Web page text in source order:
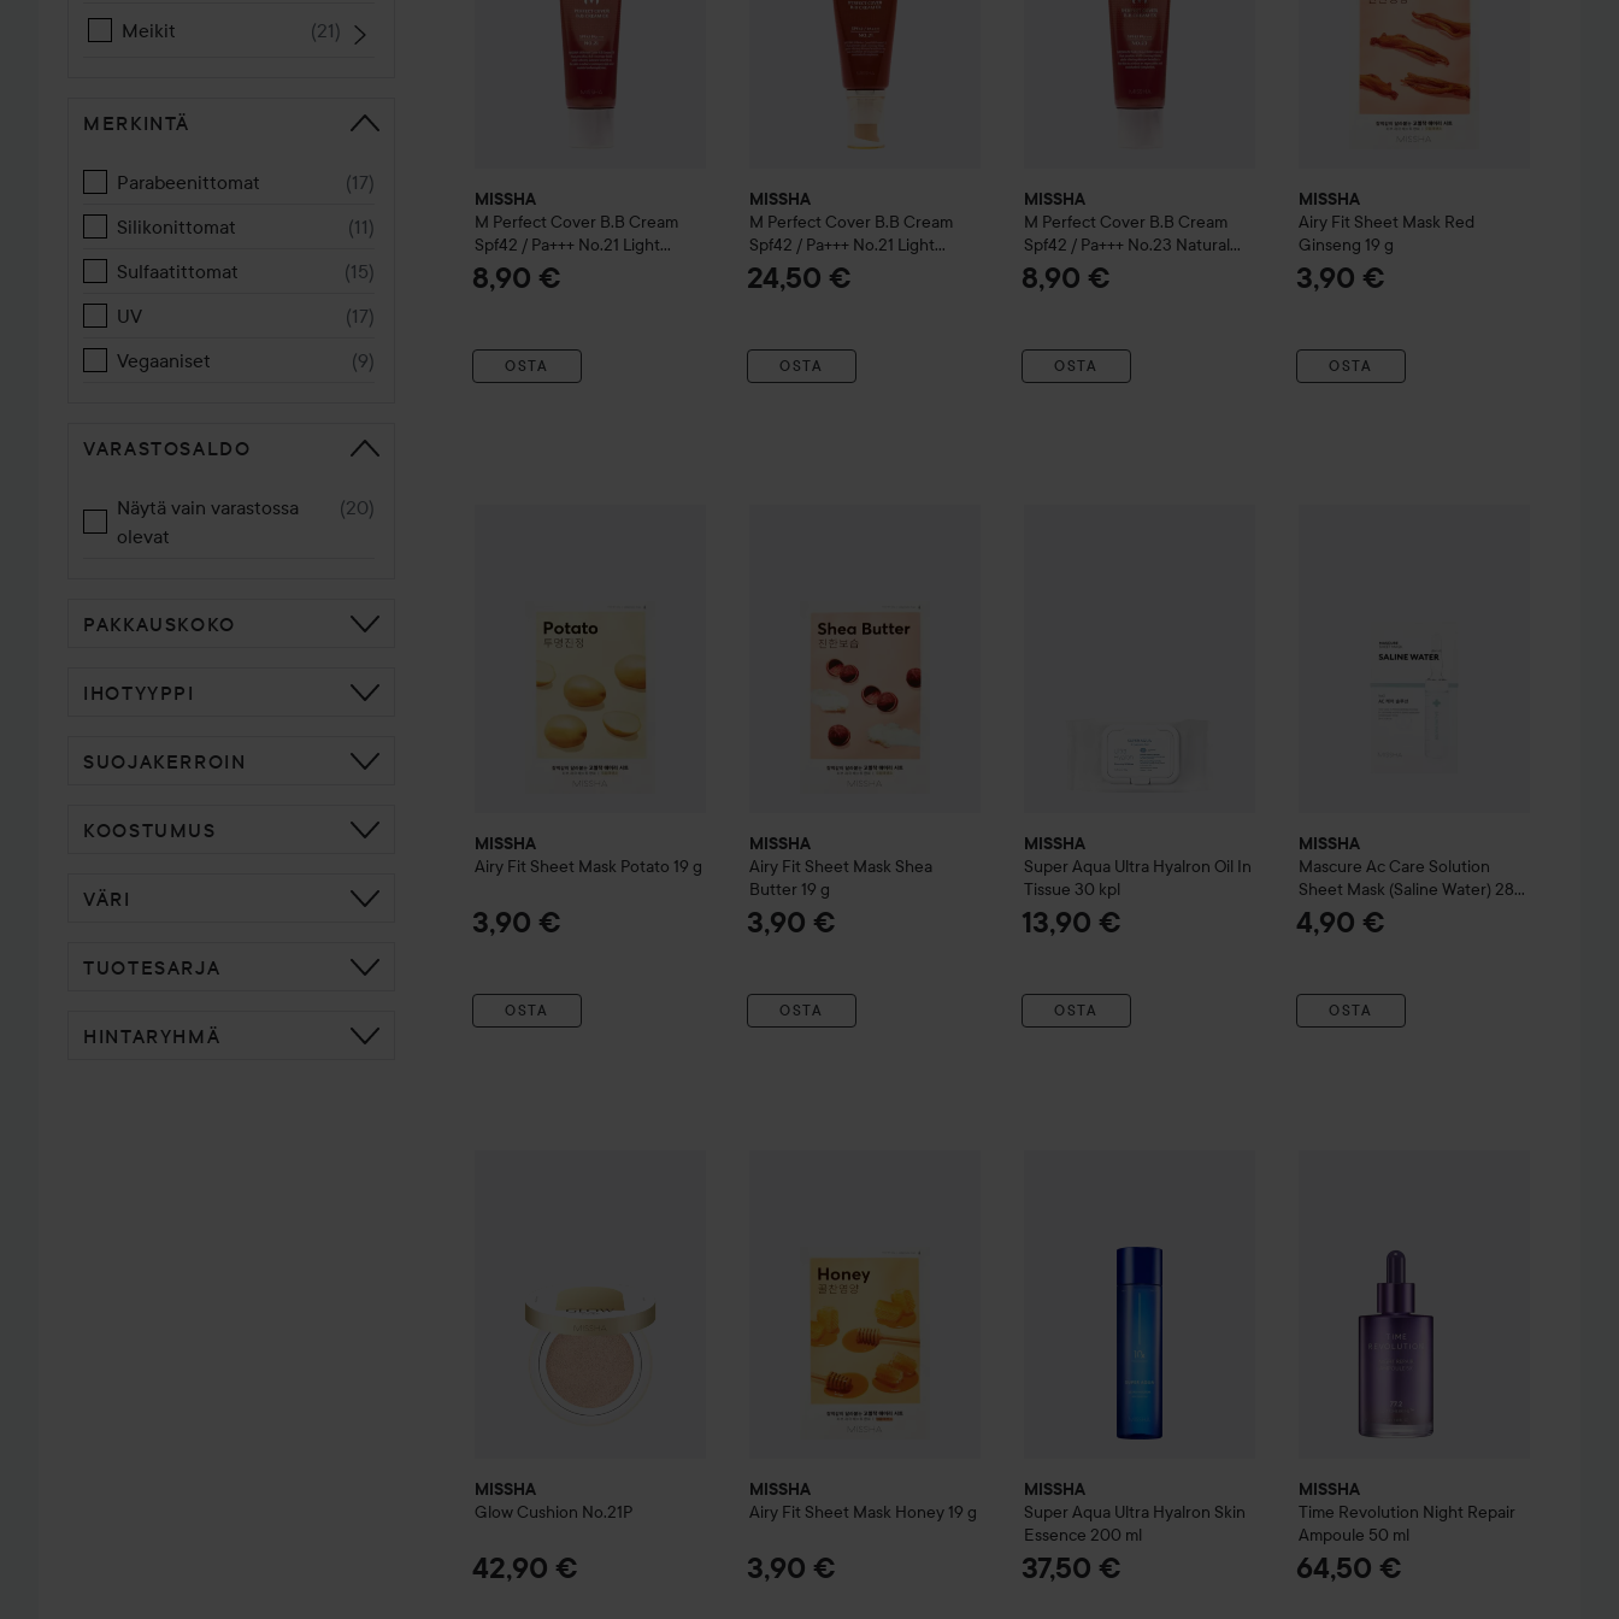
Meikit (21)
MERKINTÄ
Parabeenittomat (17)
Silikonittomat
(11)
Sulfaatittomat
(15)
UV
(17)
Vegaaniset
(9)
VARASTOSALDO
Näytä vain varastossa
olevat
(20)
PAKKAUSKOKO
IHOTYYPPI
SUOJAKERROIN
KOOSTUMUS
VÄRI
TUOTESARJA
HINTARYHMÄ
MISSHA
M Perfect Cover B.B Cream
Spf42 / Pa+++ No.21 Light
Beige
8,90 €
OSTA
MISSHA
M Perfect Cover B.B Cream
Spf42 / Pa+++ No.21 Light
Beige
24,50 €
OSTA
MISSHA
M Perfect Cover B.B Cream
Spf42 / Pa+++ No.23 Natural
Beige
8,90 €
OSTA
MISSHA
Airy Fit Sheet Mask Red
Ginseng 19 g
3,90 €
OSTA
MISSHA
Airy Fit Sheet Mask Potato 19 g
3,90 €
OSTA
MISSHA
Airy Fit Sheet Mask Shea
Butter 19 g
3,90 €
OSTA
MISSHA
Super Aqua Ultra Hyalron Oil In
Tissue 30 kpl
13,90 €
OSTA
MISSHA
Mascure Ac Care Solution
Sheet Mask (Saline Water) 28
ml
4,90 €
OSTA
MISSHA
Glow Cushion No.21P
42,90 €
MISSHA
Airy Fit Sheet Mask Honey 19 g
3,90 €
MISSHA
Super Aqua Ultra Hyalron Skin
Essence 200 ml
37,50 €
MISSHA
Time Revolution Night Repair
Ampoule 50 ml
64,50 €